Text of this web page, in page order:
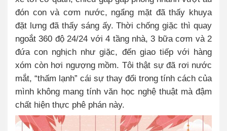
đón con và cơm nước, ngẩng mặt đã thấy khuya
đặt lưng đã thấy sáng ấy. Thời chống giặc thì quay
ngoắt 360 độ 24/24 với 4 tầng nhà, 3 bữa cơm và 2
đứa con nghịch như giặc, đến giao tiếp với hàng
xóm còn hơi ngượng mồm. Tôi thật sự đã rơi nước
mắt, “thấm lạnh” cái sự thay đổi trong tính cách của
mình không mang tính văn học nghệ thuật mà đậm
chất hiện thực phê phán này.